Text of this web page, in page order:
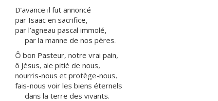
D’avance il fut annoncé
par Isaac en sacrifice,
par l’agneau pascal immolé,
par la manne de nos pères.
Ô bon Pasteur, notre vrai pain,
ô Jésus, aie pitié de nous,
nourris-nous et protège-nous,
fais-nous voir les biens éternels
dans la terre des vivants.